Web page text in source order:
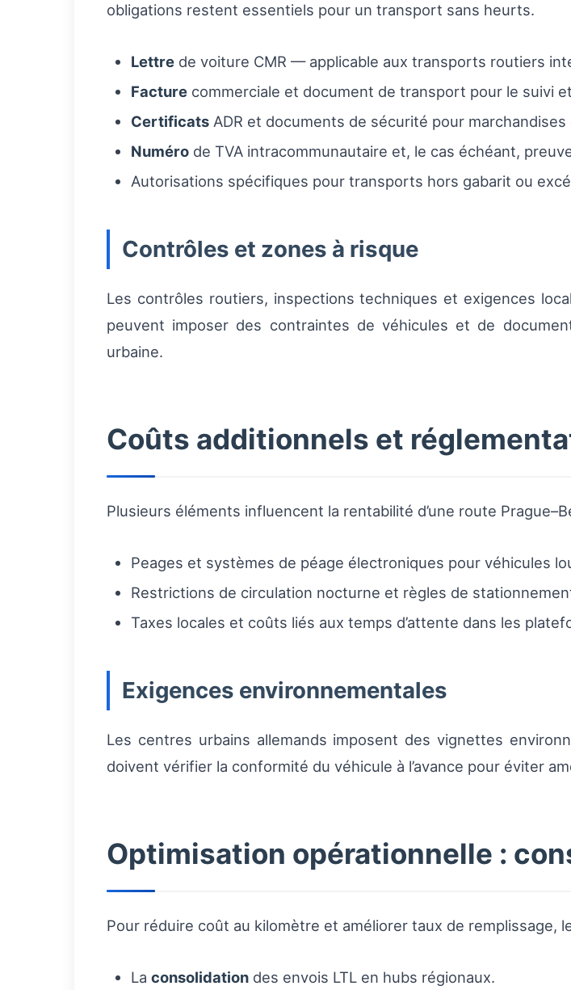
obligations restent essentiels pour un transport sans heurts.
Lettre de voiture CMR — applicable aux transports routiers
Facture commerciale et document de transport pour le suivi
Certificats ADR et documents de sécurité pour marchandises
Numéro de TVA intracommunautaire et, le cas échéant,
Autorisations spécifiques pour transports hors gabarit ou
Contrôles et zones à risque
Les contrôles routiers, inspections techniques et exigences
peuvent imposer des contraintes de véhicules et de
urbaine.
Coûts additionnels et
Plusieurs éléments influencent la rentabilité d’une route
Peages et systèmes de péage électroniques pour véhicules
Restrictions de circulation nocturne et règles de
Taxes locales et coûts liés aux temps d’attente dans les
Exigences environnementales
Les centres urbains allemands imposent des vignettes
doivent vérifier la conformité du véhicule à l’avance pour éviter
Optimisation opérationnelle :
Pour réduire coût au kilomètre et améliorer taux de remplissage,
La consolidation des envois LTL en hubs régionaux.